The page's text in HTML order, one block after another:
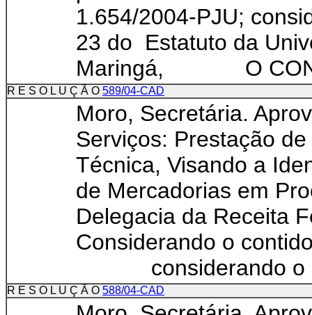
1.654/2004-PJU;
23 do Estatuto da
Maringá, O
R E S O L U Ç Ã O 589/04-CAD
Moro, Secretária.
Serviços: Prestação
Técnica, Visando a
de Mercadorias em
Delegacia da
Considerando o
considerando o
R E S O L U Ç Ã O 588/04-CAD